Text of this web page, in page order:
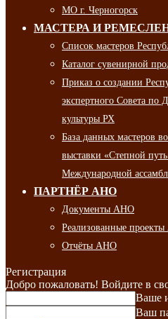
МО г. Черногорск
МАСТЕРА И
Список мастеров
Каталог сувенирной
Приказ о создании
экспертного Совета
культуры РХ
База данных мастеров
выставки «Степной
Международной
ПАРТНЁР АНО
Документы АНО
Реализованные
Отчёты АНО
Регистрация
Добро пожаловать! Войдите в
Ваше
Ваш